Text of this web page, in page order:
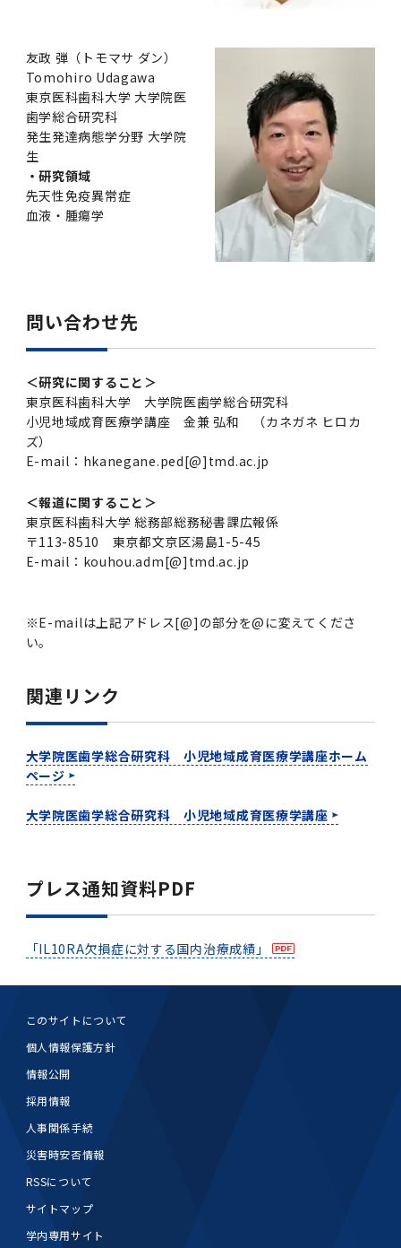
友政 弾（トモマサ ダン）
Tomohiro Udagawa
東京医科歯科大学 大学院医
歯学総合研究科
発生発達病態学分野 大学院
生
・研究領域
先天性免疫異常症
血液・腫瘍学
問い合わせ先
＜研究に関すること＞
東京医科歯科大学 大学院医歯学総合研究科
小児地域成育医療学講座 金兼 弘和 （カネガネ ヒロカ
ズ）
E-mail：hkanegane.ped[@]tmd.ac.jp
＜報道に関すること＞
東京医科歯科大学 総務部総務秘書課広報係
〒113-8510 東京都文京区湯島1-5-45
E-mail：kouhou.adm[@]tmd.ac.jp
※E-mailは上記アドレス[@]の部分を@に変えてくださ
い。
関連リンク
大学院医歯学総合研究科 小児地域成育医療学講座ホーム
ページ
大学院医歯学総合研究科 小児地域成育医療学講座
プレス通知資料PDF
「IL10RA欠損症に対する国内治療成績」
このサイトについて
個人情報保護方針
情報公開
採用情報
人事関係手続
災害時安否情報
RSSについて
サイトマップ
学内専用サイト